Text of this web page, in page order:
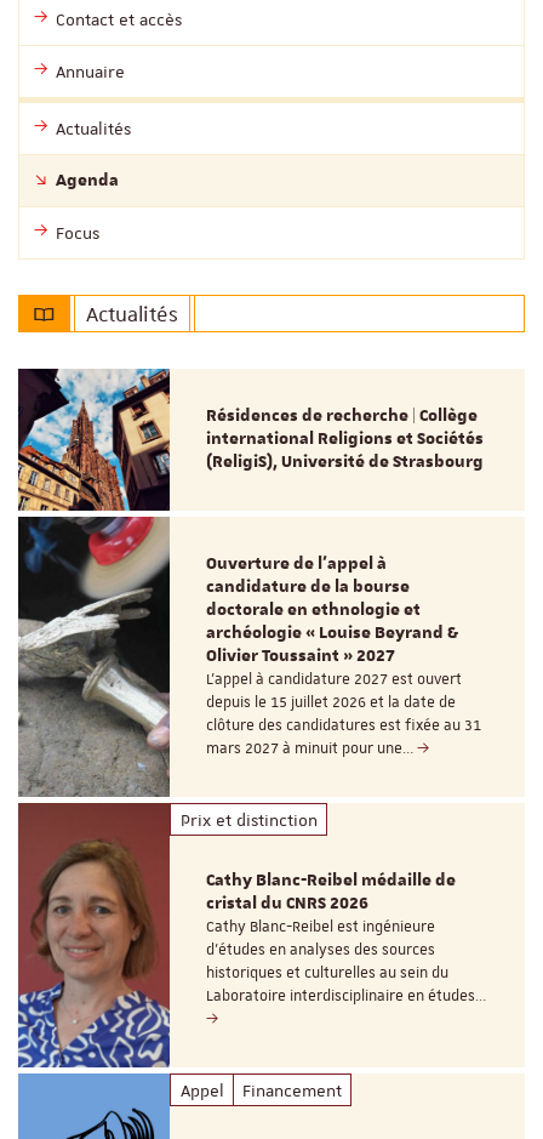
Contact et accès
Annuaire
Actualités
Agenda
Focus
Actualités
Résidences de recherche | Collège
international Religions et Sociétés
(ReligiS), Université de Strasbourg
Ouverture de l'appel à
candidature de la bourse
doctorale en ethnologie et
archéologie « Louise Beyrand &
Olivier Toussaint » 2027
L’appel à candidature 2027 est ouvert
depuis le 15 juillet 2026 et la date de
clôture des candidatures est fixée au 31
mars 2027 à minuit pour une…
Prix et distinction
Cathy Blanc-Reibel médaille de
cristal du CNRS 2026
Cathy Blanc-Reibel est ingénieure
d’études en analyses des sources
historiques et culturelles au sein du
Laboratoire interdisciplinaire en études…
Appel Financement